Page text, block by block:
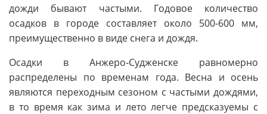
дожди бывают частыми. Годовое количество
осадков в городе составляет около 500-600 мм,
преимущественно в виде снега и дождя.
Осадки в Анжеро-Судженске равномерно
распределены по временам года. Весна и осень
являются переходным сезоном с частыми дождями,
в то время как зима и лето легче предсказуемы с